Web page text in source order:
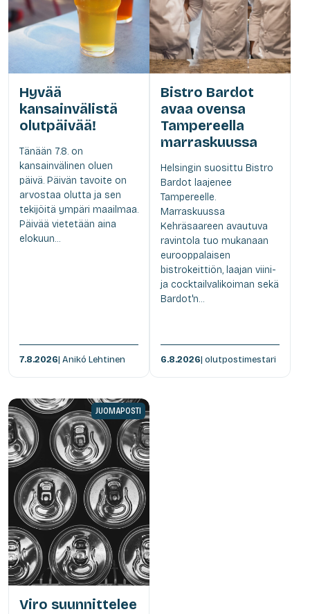
Hyvää
kansainvälistä
olutpäivää!
Tänään 7.8. on
kansainvälinen oluen
päivä. Päivän tavoite on
arvostaa olutta ja sen
tekijöitä ympäri maailmaa.
Päivää vietetään aina
elokuun...
7.8.2026| Anikó Lehtinen
Bistro Bardot
avaa ovensa
Tampereella
marraskuussa
Helsingin suosittu Bistro
Bardot laajenee
Tampereelle.
Marraskuussa
Kehräsaareen avautuva
ravintola tuo mukanaan
eurooppalaisen
bistrokeittiön, laajan viini-
ja cocktailvalikoiman sekä
Bardot'n...
6.8.2026| olutpostimestari
JUOMAPOSTI
Viro suunnittelee